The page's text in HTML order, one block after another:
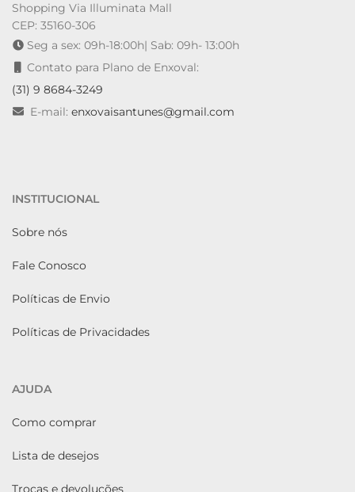
Shopping Via Illuminata Mall
CEP: 35160-306
Seg a sex: 09h-18:00h| Sab: 09h- 13:00h
Contato para Plano de Enxoval:
(31) 9 8684-3249
E-mail: enxovaisantunes@gmail.com
INSTITUCIONAL
Sobre nós
Fale Conosco
Políticas de Envio
Políticas de Privacidades
AJUDA
Como comprar
Lista de desejos
Trocas e devoluções